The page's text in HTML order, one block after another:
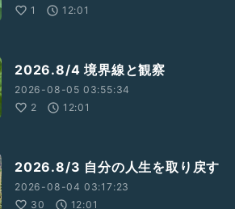
1
12:01
2026.8/4 境界線と観察
2026-08-05 03:55:34
2
12:01
2026.8/3 自分の人生を取り戻す
2026-08-04 03:17:23
30
12:01